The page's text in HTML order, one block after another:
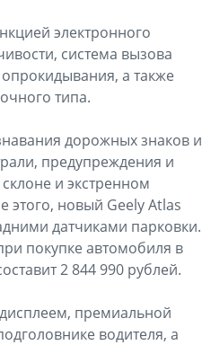
электронного
система вызова
а также
типа.
дорожных знаков и
предупреждения и
и экстренном
этого, новый Geely Atlas
датчиками парковки.
покупке автомобиля в
2 844 990 рублей.
премиальной
водителя, а